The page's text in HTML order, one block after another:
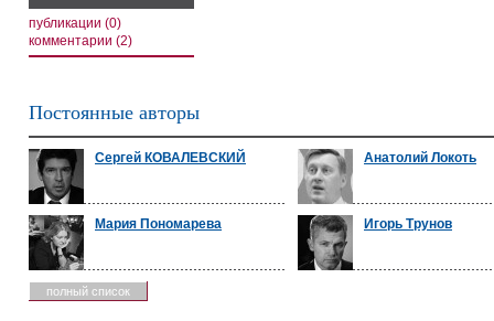
публикации (0)
комментарии (2)
Постоянные авторы
Сергей КОВАЛЕВСКИЙ Анатолий Локоть
Мария Пономарева Игорь Трунов
полный список